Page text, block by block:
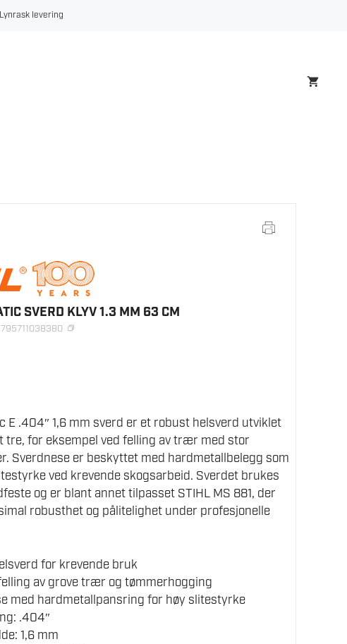
Lynrask levering
SVERD KLYV 1.3 MM 63 CM
795711038380
E .404″ 1,6 mm sverd er et robust helsverd utviklet
tre, for eksempel ved felling av trær med stor
Sverdnese er beskyttet med hardmetallbelegg som
ved krevende skogsarbeid. Sverdet brukes
og er blant annet tilpasset STIHL MS 881, der
robusthet og pålitelighet under profesjonelle
for krevende bruk
av grove trær og tømmerhogging
med hardmetallpansring for høy slitestyrke
.404″
1,6 mm